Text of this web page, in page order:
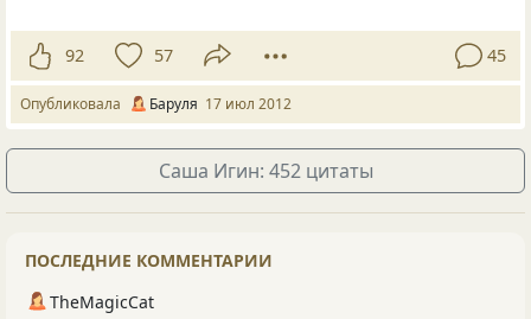
92 57 45
Опубликовала Баруля 17 июл 2012
Саша Игин: 452 цитаты
ПОСЛЕДНИЕ КОММЕНТАРИИ
TheMagicCat